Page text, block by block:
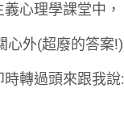
心理學課堂中，
心外(超廢的答案!)
時轉過頭來跟我說: